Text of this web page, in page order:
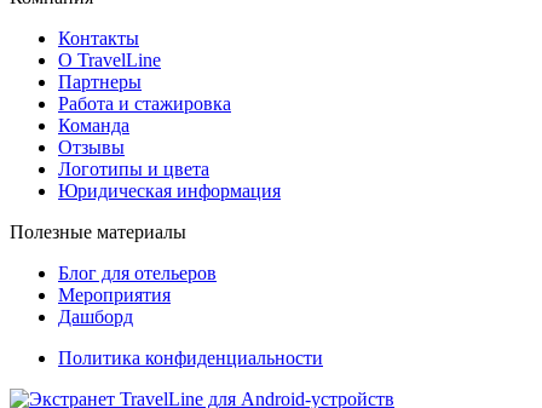
Контакты
О TravelLine
Партнеры
Работа и стажировка
Команда
Отзывы
Логотипы и цвета
Юридическая информация
Полезные материалы
Блог для отельеров
Мероприятия
Дашборд
Политика конфиденциальности